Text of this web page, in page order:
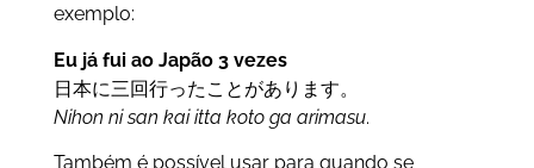
exemplo:
Eu já fui ao Japão 3 vezes
日本に三回行ったことがあります。
Nihon ni san kai itta koto ga arimasu.
Também é possível usar para quando se